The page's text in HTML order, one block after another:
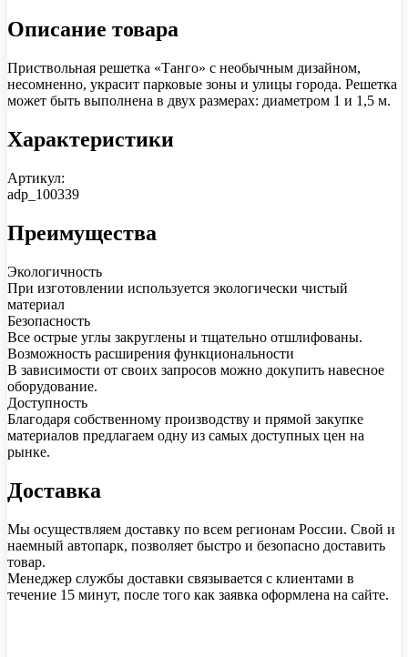
Описание товара
Приствольная решетка «Танго» с необычным дизайном,
несомненно, украсит парковые зоны и улицы города. Решетка
может быть выполнена в двух размерах: диаметром 1 и 1,5 м.
Характеристики
Артикул:
adp_100339
Преимущества
Экологичность
При изготовлении используется экологически чистый
материал
Безопасность
Все острые углы закруглены и тщательно отшлифованы.
Возможность расширения функциональности
В зависимости от своих запросов можно докупить навесное
оборудование.
Доступность
Благодаря собственному производству и прямой закупке
материалов предлагаем одну из самых доступных цен на
рынке.
Доставка
Мы осуществляем доставку по всем регионам России. Свой и
наемный автопарк, позволяет быстро и безопасно доставить
товар.
Менеджер службы доставки связывается с клиентами в
течение 15 минут, после того как заявка оформлена на сайте.